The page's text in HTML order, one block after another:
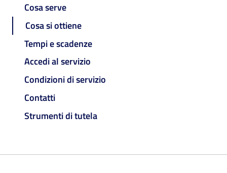
Cosa serve
Cosa si ottiene
Tempi e scadenze
Accedi al servizio
Condizioni di servizio
Contatti
Strumenti di tutela